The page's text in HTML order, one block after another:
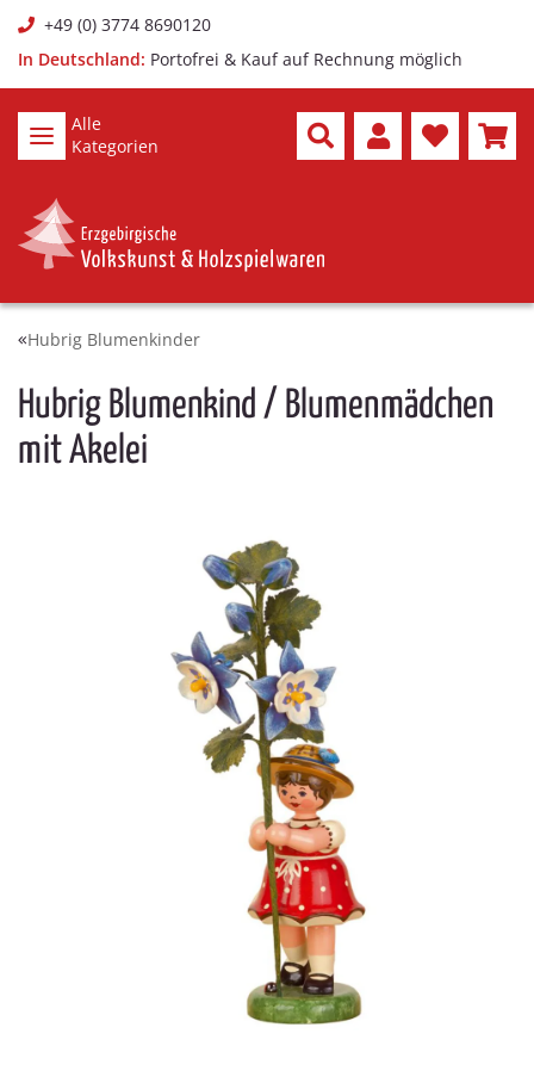
+49 (0) 3774 8690120
In Deutschland: Portofrei & Kauf auf Rechnung möglich
Alle
Kategorien
Hubrig Blumenkinder
Hubrig Blumenkind / Blumenmädchen
mit Akelei